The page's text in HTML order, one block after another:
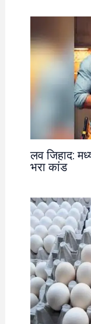
लव जिहाद:
भरा कांड